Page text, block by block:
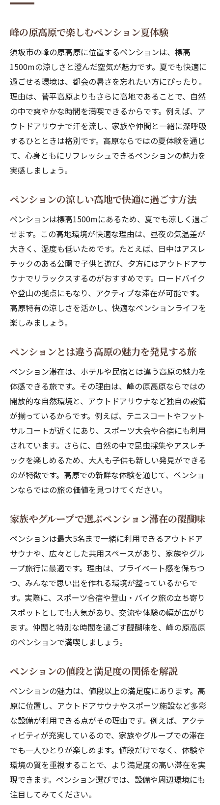
アウトドアサウナ付きペンションの魅力を紹介
魅力
高原ペンションで味わうサウナと涼の贅沢
時間
ペンションのアウトドアサウナ活用術を徹
底解説
ペンション選びで注目のサウナ設備ポイン
ト
ペンションサウナの楽しみ方と利用時の注
家族や友人と楽しむペンションのサウナ体
験
ペンションとホテルの違いをわかりやすく解説
ペンションとホテルのサービス比較ポイン
ト
ペンションならではのアットホームな魅力
発見
ホテルとペンションの違いを体験談で紹介
ペンションとヴィラの違いも徹底チェック
ペンション予約で意識すべき重要ポイント
で解説
峰の原高原ペンションでスポーツ合宿を満喫
高地ペンションがスポーツ合宿に最適な理
由
ペンション周辺のスポーツ施設を徹底紹介
ペンション合宿プランで得られるメリット
ペンションのフットサルやテニスの楽しみ
方
イド
グループ利用にも便利なペンション滞在術
家族で楽しむペンション滞在と昆虫採集体験
ペンション周辺で楽しむ昆虫採集のポイン
ト
家族連れ必見のペンション体験と遊び場紹
介
自然豊かなペンションでの子供との思い出
アスレチックのある公園とペンション滞在
ペンションで過ごす家族の夏休みプラン例
昆虫採集体験もできるペンションの活用法
ペンション予約前に知りたいメリットと活用術
ペンション予約時に押さえるべきポイント
ペンションのメリットを最大限活かす滞在
法
ペンション予約方法とおすすめ活用術を紹
峰の原高原で楽しむペンション夏体験
須坂市の峰の原高原に位置するペンションは、標高
1500mの涼しさと澄んだ空気が魅力です。夏でも快適に
過ごせる環境は、都会の暑さを忘れたい方にぴったり。
理由は、菅平高原よりもさらに高地であることで、自然
の中で爽やかな時間を満喫できるからです。例えば、ア
ウトドアサウナで汗を流し、家族や仲間と一緒に深呼吸
するひとときは格別です。高原ならではの夏体験を通じ
て、心身ともにリフレッシュできるペンションの魅力を
実感しましょう。
ペンションの涼しい高地で快適に過ごす方法
ペンションは標高1500mにあるため、夏でも涼しく過ご
せます。この高地環境が快適な理由は、昼夜の気温差が
大きく、湿度も低いためです。たとえば、日中はアスレ
チックのある公園で子供と遊び、夕方にはアウトドアサ
ウナでリラックスするのがおすすめです。ロードバイク
や登山の拠点にもなり、アクティブな滞在が可能です。
高原特有の涼しさを活かし、快適なペンションライフを
楽しみましょう。
ペンションとは違う高原の魅力を発見する旅
ペンション滞在は、ホテルや民宿とは違う高原の魅力を
体感できる旅です。その理由は、峰の原高原ならではの
開放的な自然環境と、アウトドアサウナなど独自の設備
が揃っているからです。例えば、テニスコートやフット
サルコートが近くにあり、スポーツ大会や合宿にも利用
されています。さらに、自然の中で昆虫採集やアスレチ
ックを楽しめるため、大人も子供も新しい発見ができる
のが特徴です。高原での新鮮な体験を通じて、ペンショ
ンならではの旅の価値を見つけてください。
家族やグループで選ぶペンション滞在の醍醐味
ペンションは最大5名まで一緒に利用できるアウトドア
サウナや、広々とした共用スペースがあり、家族やグル
ープ旅行に最適です。理由は、プライベート感を保ちつ
つ、みんなで思い出を作れる環境が整っているからで
す。実際に、スポーツ合宿や登山・バイク旅の立ち寄り
スポットとしても人気があり、交流や体験の幅が広がり
ます。仲間と特別な時間を過ごす醍醐味を、峰の原高原
のペンションで満喫しましょう。
ペンションの値段と満足度の関係を解説
ペンションの魅力は、値段以上の満足度にあります。高
原に位置し、アウトドアサウナやスポーツ施設など多彩
な設備が利用できる点がその理由です。例えば、アクテ
ィビティが充実しているので、家族やグループでの滞在
でも一人ひとりが楽しめます。値段だけでなく、体験や
環境の質を重視することで、より満足度の高い滞在を実
現できます。ペンション選びでは、設備や周辺環境にも
注目してみてください。